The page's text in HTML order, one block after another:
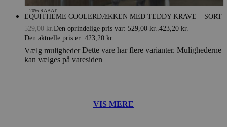
-20% RABAT
EQUITHEME COOLERDÆKKEN MED TEDDY KRAVE – SORT
529,00kr.Den oprindelige pris var: 529,00 kr..423,20 kr.
Den aktuelle pris er: 423,20 kr..
Vælg muligheder Dette vare har flere varianter. Mulighederne
kan vælges på varesiden